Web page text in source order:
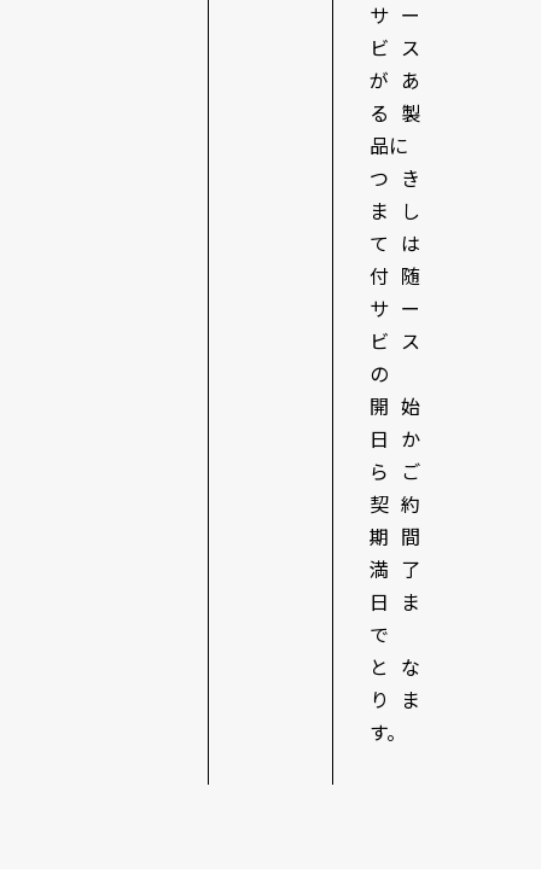
サー
ビス
があ
る製
品に
つき
まし
ては
付随
サー
ビス
の
開始
日か
らご
契約
期間
満了
日ま
で
とな
りま
す。